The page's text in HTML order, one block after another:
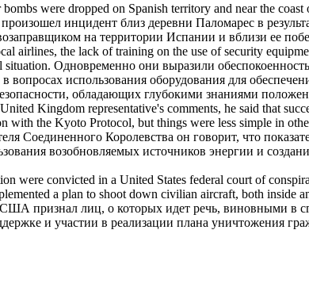
bombs were dropped on Spanish territory and near the
произошел инцидент близ деревни Паломарес в
на территории Испании и вблизи ее
airlines, the lack of training on the use of security
situation. Одновременно они выразили
использования оборудования для
обладающих глубокими знаниями
Kingdom representative's comments, he said that
with the Kyoto Protocol, but things were less simple in
Соединенного Королевства он говорит, что
возобновляемых источников энергии и
were convicted in a United States federal court of
a plan to shoot down civilian aircraft, both inside
США признал лиц, о которых идет речь, виновными в
и участии в реализации плана уничтожения